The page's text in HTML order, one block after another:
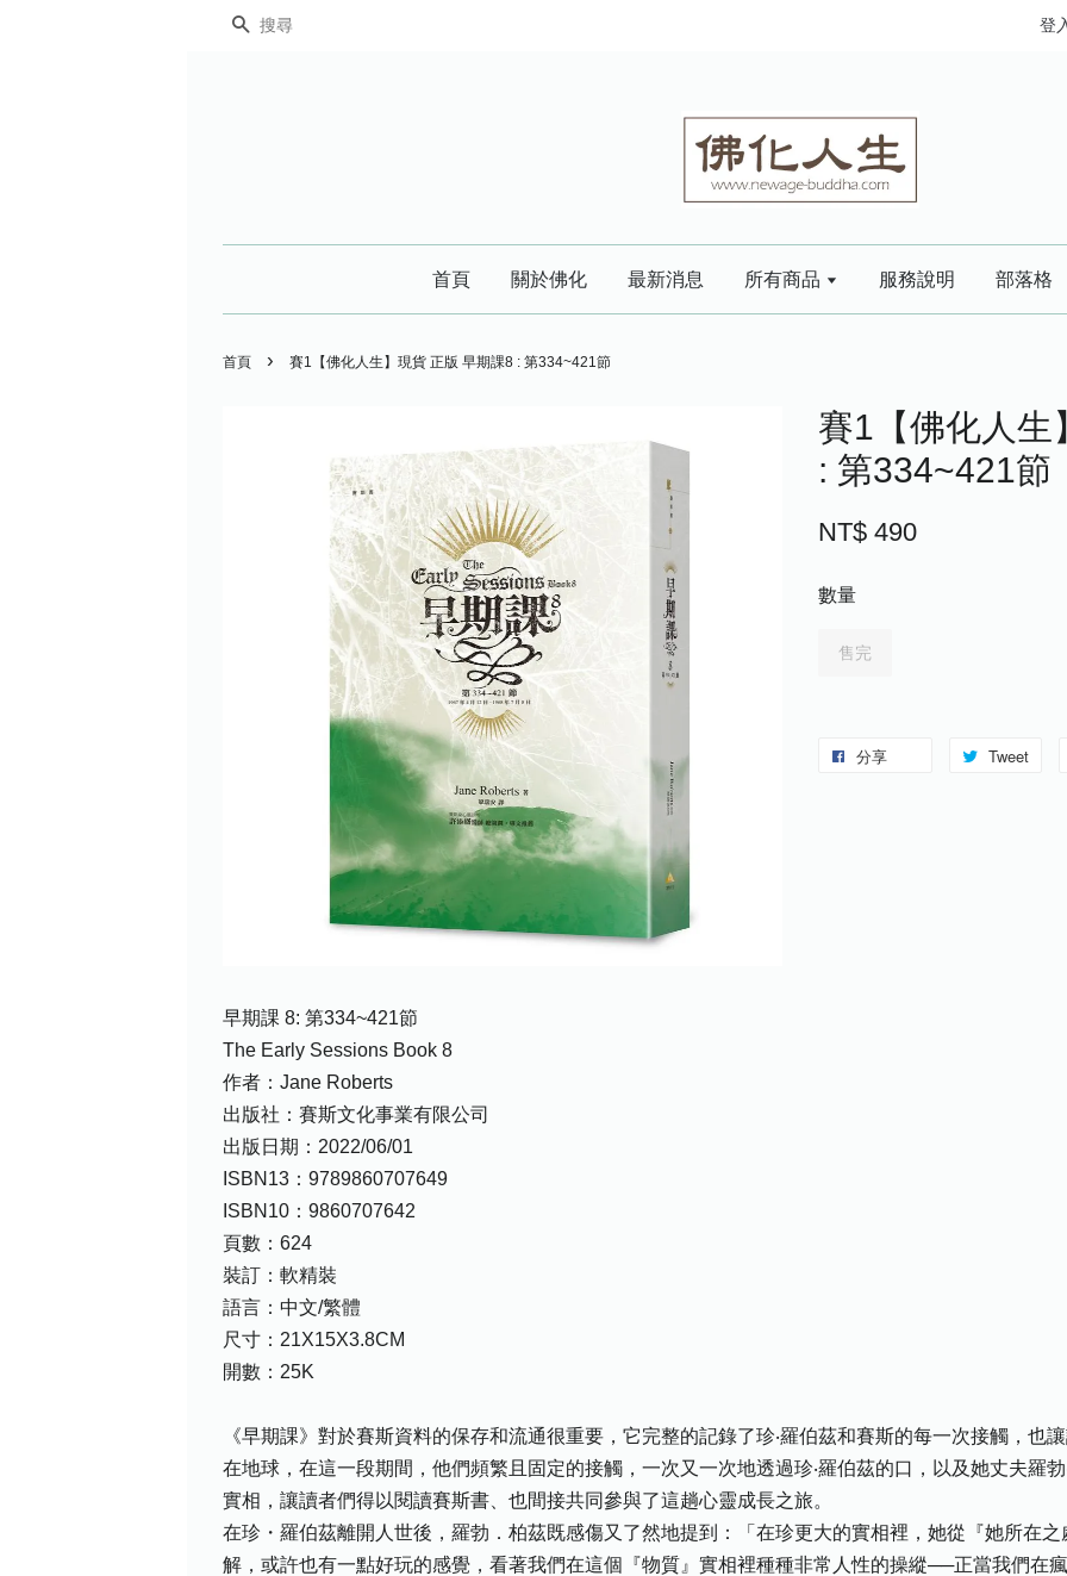
搜尋 登
首頁 關於佛化 最新消息 所有商品 服務說明 部落格
首頁 › 賽1【佛化人生】現貨 正版 早期課8 : 第334~421節
賽1【佛化人生
: 第334~421節
NT$ 490
數量
售完
分享 Tweet
早期課 8: 第334~421節
The Early Sessions Book 8
作者：Jane Roberts
出版社：賽斯文化事業有限公司
出版日期：2022/06/01
ISBN13：9789860707649
ISBN10：9860707642
頁數：624
裝訂：軟精裝
語言：中文/繁體
尺寸：21X15X3.8CM
開數：25K
《早期課》對於賽斯資料的保存和流通很重要，它完整的記錄了珍‧羅伯茲和賽斯的每一次接觸，也
在地球，在這一段期間，他們頻繁且固定的接觸，一次又一次地透過珍‧羅伯茲的口，以及她丈夫羅
實相，讓讀者們得以閱讀賽斯書、也間接共同參與了這趟心靈成長之旅。
在珍・羅伯茲離開人世後，羅勃．柏茲既感傷又了然地提到：「在珍更大的實相裡，她從『她所在
解，或許也有一點好玩的感覺，看著我們在這個『物質』實相裡種種非常人性的操縱──正當我們在